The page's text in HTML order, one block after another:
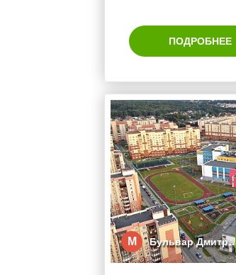
ПОДРОБНЕЕ
М Бульвар Дмитр…